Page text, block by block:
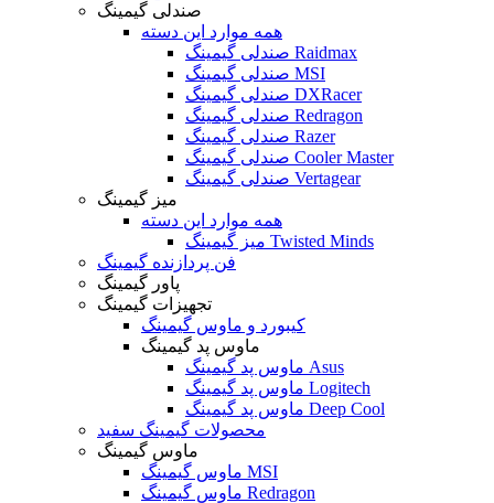
صندلی گیمینگ
همه موارد این دسته
صندلی گیمینگ Raidmax
صندلی گیمینگ MSI
صندلی گیمینگ DXRacer
صندلی گیمینگ Redragon
صندلی گیمینگ Razer
صندلی گیمینگ Cooler Master
صندلی گیمینگ Vertagear
میز گیمینگ
همه موارد این دسته
میز گیمینگ Twisted Minds
فن پردازنده گیمینگ
پاور گیمینگ
تجهیزات گیمینگ
کیبورد و ماوس گیمینگ
ماوس پد گیمینگ
ماوس پد گیمینگ Asus
ماوس پد گیمینگ Logitech
ماوس پد گیمینگ Deep Cool
محصولات گیمینگ سفید
ماوس گیمینگ
ماوس گیمینگ MSI
ماوس گیمینگ Redragon